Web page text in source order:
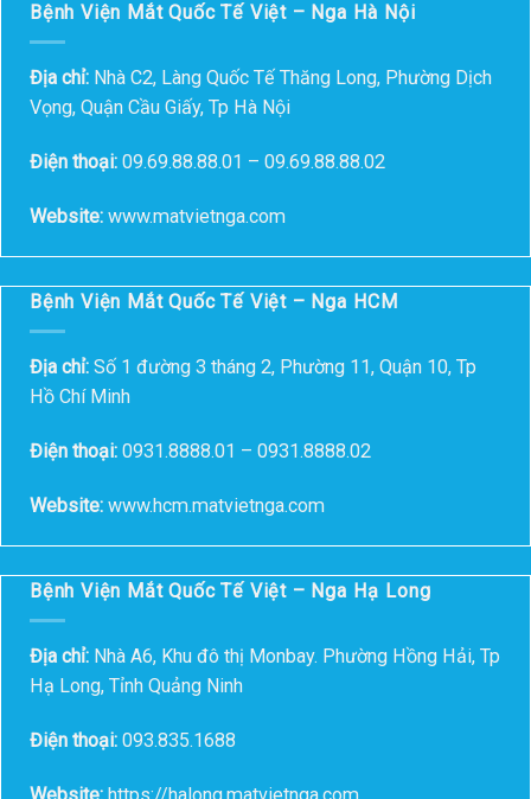
Bệnh Viện Mắt Quốc Tế Việt – Nga Hà Nội
Địa chỉ: Nhà C2, Làng Quốc Tế Thăng Long, Phường Dịch
Vọng, Quận Cầu Giấy, Tp Hà Nội
Điện thoại: 09.69.88.88.01 – 09.69.88.88.02
Website: www.matvietnga.com
Bệnh Viện Mắt Quốc Tế Việt – Nga HCM
Địa chỉ: Số 1 đường 3 tháng 2, Phường 11, Quận 10, Tp
Hồ Chí Minh
Điện thoại: 0931.8888.01 – 0931.8888.02
Website: www.hcm.matvietnga.com
Bệnh Viện Mắt Quốc Tế Việt – Nga Hạ Long
Địa chỉ: Nhà A6, Khu đô thị Monbay. Phường Hồng Hải, Tp
Hạ Long, Tỉnh Quảng Ninh
Điện thoại: 093.835.1688